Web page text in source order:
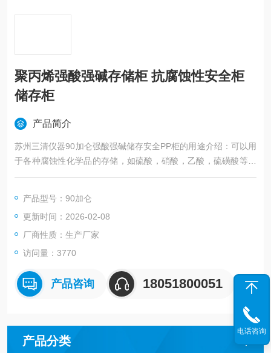
聚丙烯强酸强碱存储柜 抗腐蚀性安全柜
储存柜
产品简介
苏州三清仪器90加仑强酸强碱储存安全PP柜的用途介绍：可以用
于各种腐蚀性化学品的存储，如硫酸，硝酸，乙酸，硫磺酸等，
保护操作者及周围人群安全。
产品型号：90加仑
更新时间：2026-02-08
厂商性质：生产厂家
访问量：3770
产品咨询 18051800051
产品分类
电话咨询